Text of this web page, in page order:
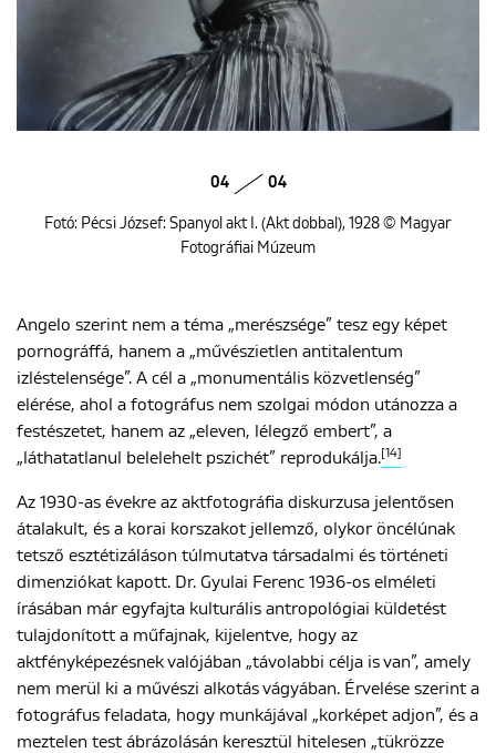
04 04
Fotó: Pécsi József: Spanyol akt I. (Akt dobbal), 1928 © Magyar
Fotográfiai Múzeum
Angelo szerint nem a téma „merészsége” tesz egy képet
pornográffá, hanem a „művészietlen antitalentum
izléstelensége”. A cél a „monumentális közvetlenség”
elérése, ahol a fotográfus nem szolgai módon utánozza a
festészetet, hanem az „eleven, lélegző embert”, a
„láthatatlanul belelehelt pszichét” reprodukálja.[14]
Az 1930-as évekre az aktfotográfia diskurzusa jelentősen
átalakult, és a korai korszakot jellemző, olykor öncélúnak
tetsző esztétizáláson túlmutatva társadalmi és történeti
dimenziókat kapott. Dr. Gyulai Ferenc 1936-os elméleti
írásában már egyfajta kulturális antropológiai küldetést
tulajdonított a műfajnak, kijelentve, hogy az
aktfényképezésnek valójában „távolabbi célja is van”, amely
nem merül ki a művészi alkotás vágyában. Érvelése szerint a
fotográfus feladata, hogy munkájával „korképet adjon”, és a
meztelen test ábrázolásán keresztül hitelesen „tükrözze